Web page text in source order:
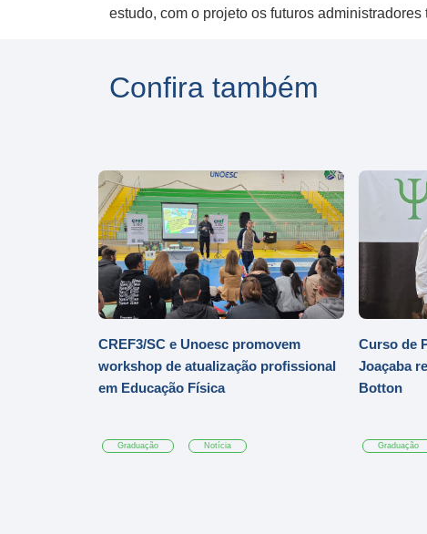
estudo, com o projeto os futuros
Confira também
CREF3/SC e Unoesc promovem
workshop de atualização profissional
em Educação Física
Graduação Notícia
Curso de
Joaçaba
Botton
Graduação